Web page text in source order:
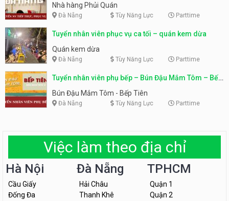
Nhà hàng Phủi Quán
Đà Nẵng Tùy Năng Lực Parttime
Tuyển nhân viên phục vụ ca tối – quán kem dừa
Quán kem dừa
Đà Nẵng Tùy Năng Lực Parttime
Tuyển nhân viên phụ bếp – Bún Đậu Mắm Tôm – Bếp
Tiên
Bún Đậu Mắm Tôm - Bếp Tiên
Đà Nẵng Tùy Năng Lực Parttime
Việc làm theo địa chỉ
Hà Nội
Cầu Giấy
Đống Đa
Đà Nẵng
Hải Châu
Thanh Khê
TPHCM
Quận 1
Quận 2